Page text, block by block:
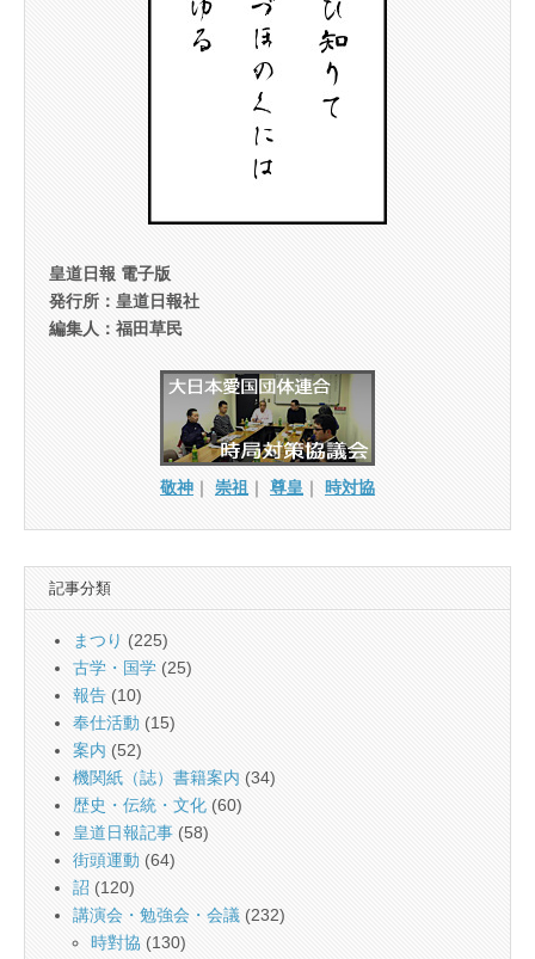
皇道日報 電子版
発行所：皇道日報社
編集人：福田草民
敬神 ｜ 崇祖 ｜ 尊皇 ｜ 時対協
記事分類
まつり (225)
古学・国学 (25)
報告 (10)
奉仕活動 (15)
案内 (52)
機関紙（誌）書籍案内 (34)
歴史・伝統・文化 (60)
皇道日報記事 (58)
街頭運動 (64)
詔 (120)
講演会・勉強会・会議 (232)
時對協 (130)